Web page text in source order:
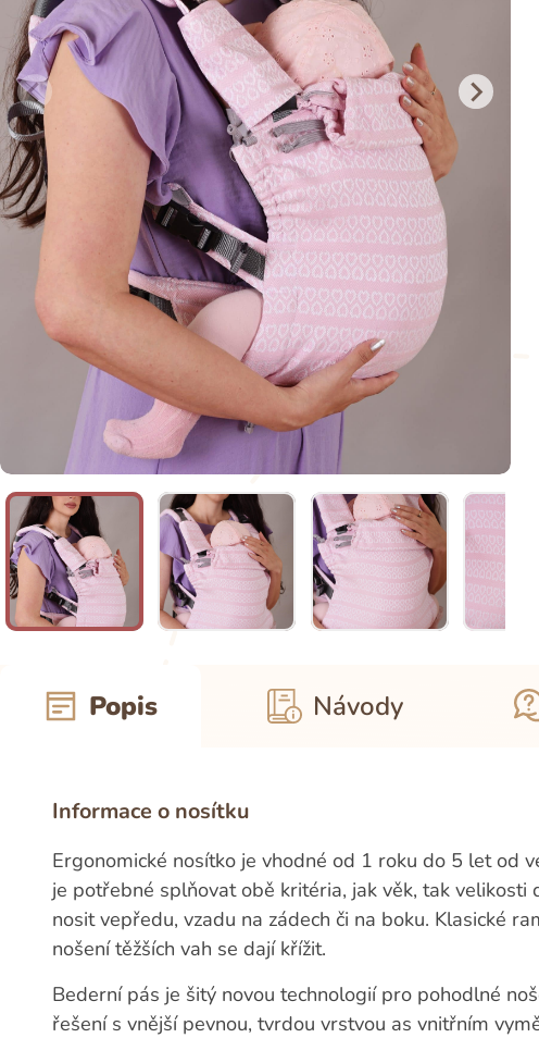
Popis Návody
Informace o nosítku
Ergonomické nosítko je vhodné od 1 roku do 5 let od
je potřebné splňovat obě kritéria, jak věk, tak velikosti
nosit vepředu, vzadu na zádech či na boku. Klasické
nošení těžších vah se dají křížit.
Bederní pás je šitý novou technologií pro pohodlné
řešení s vnější pevnou, tvrdou vrstvou as vnitřním